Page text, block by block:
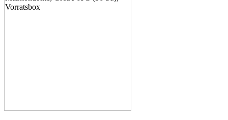
53E